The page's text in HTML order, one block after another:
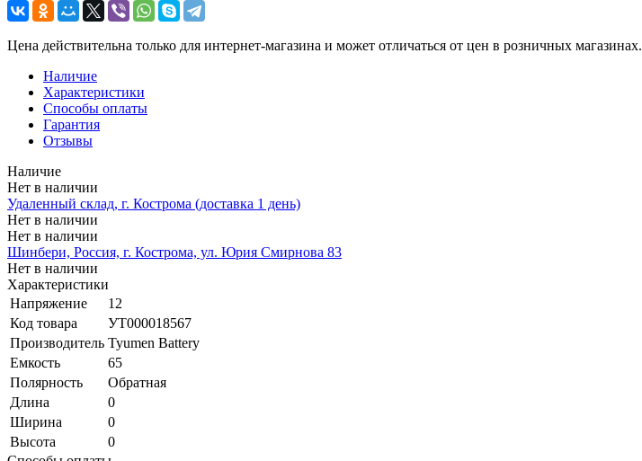
Цена действительна только для интернет-магазина и может отличаться от цен в розничных магазинах.
Наличие
Характеристики
Способы оплаты
Гарантия
Отзывы
Наличие
Нет в наличии
Удаленный склад, г. Кострома (доставка 1 день)
Нет в наличии
Нет в наличии
Шинбери, Россия, г. Кострома, ул. Юрия Смирнова 83
Нет в наличии
Характеристики
Напряжение
12
Код товара
УТ000018567
Производитель Tyumen Battery
Емкость
65
Полярность
Обратная
Длина
0
Ширина
0
Высота
0